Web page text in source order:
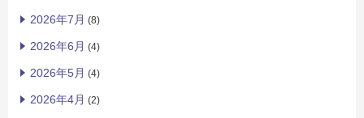
2026年7月 (8)
2026年6月 (4)
2026年5月 (4)
2026年4月 (2)